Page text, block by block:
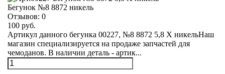
Бегунок №8 8872 никель
Отзывов: 0
100 руб.
Артикул данного бегунка 00227, №8 8872 5,8 Х никельНаш
магазин специализируется на продаже запчастей для
чемоданов. В наличии деталь - артик...